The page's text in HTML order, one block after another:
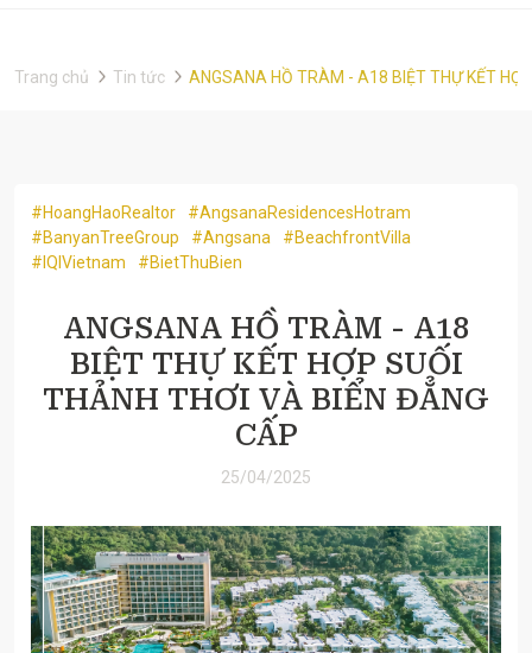
Trang chủ Tin tức ANGSANA HỒ TRÀM - A18 BIỆT THỰ KẾT
#HoangHaoRealtor
#AngsanaResidencesHotram
#BanyanTreeGroup
#Angsana
#BeachfrontVilla
#IQIVietnam
#BietThuBien
ANGSANA HỒ TRÀM - A18
BIỆT THỰ KẾT HỢP SUỐI
THẢNH THƠI VÀ BIỂN ĐẲNG
CẤP
25/04/2025